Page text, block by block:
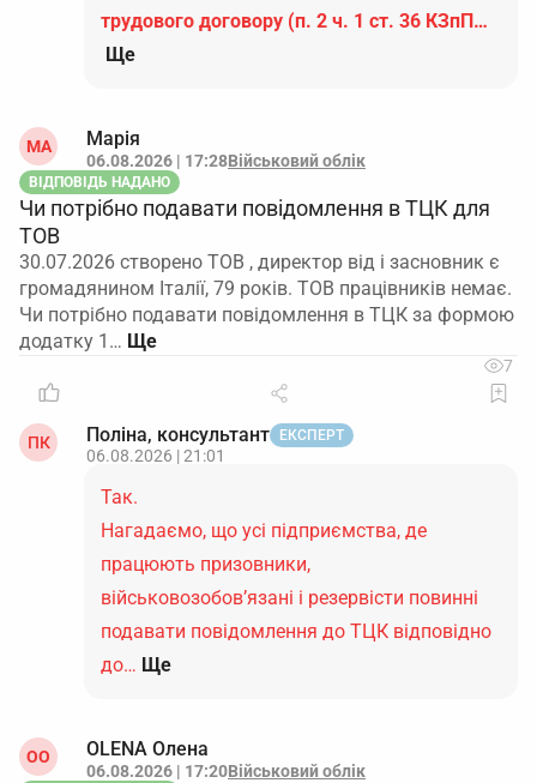
трудового договору (п. 2 ч. 1 ст. 36 КЗпП…
Ще
МА Марія
06.08.2026 | 17:28Військовий облік
ВІДПОВІДЬ НАДАНО
Чи потрібно подавати повідомлення в ТЦК для
ТОВ
30.07.2026 створено ТОВ , директор від і засновник є
громадянином Італії, 79 років. ТОВ працівників немає.
Чи потрібно подавати повідомлення в ТЦК за формою
додатку 1…
7
ПК Поліна, консультант ЕКСПЕРТ
06.08.2026 | 21:01
Так.
Нагадаємо, що усі підприємства, де
працюють призовники,
військовозобов’язані і резервісти повинні
подавати повідомлення до ТЦК відповідно
до… Ще
ОO OLENA Олена
06.08.2026 | 17:20Військовий облік